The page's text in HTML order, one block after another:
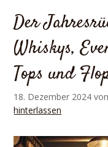
Der
Whiskys,
Tops und
18. Dezember 2024
hinterlassen